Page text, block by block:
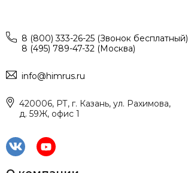
8 (800) 333-26-25 (Звонок бесплатный)
8 (495) 789-47-32 (Москва)
info@himrus.ru
420006, РТ, г. Казань, ул. Рахимова,
д. 59Ж, офис 1